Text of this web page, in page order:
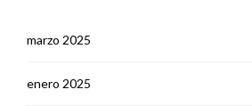
marzo 2025
enero 2025